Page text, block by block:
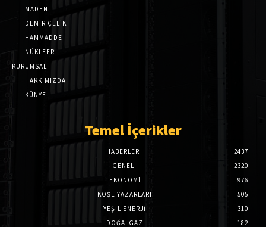
MADEN
DEMİR ÇELİK
HAMMADDE
NÜKLEER
KURUMSAL
HAKKIMIZDA
KÜNYE
Temel İçerikler
HABERLER
2437
GENEL
2320
EKONOMI
976
KÖŞE YAZARLARI
505
YEŞİL ENERJİ
310
DOĞALGAZ
182